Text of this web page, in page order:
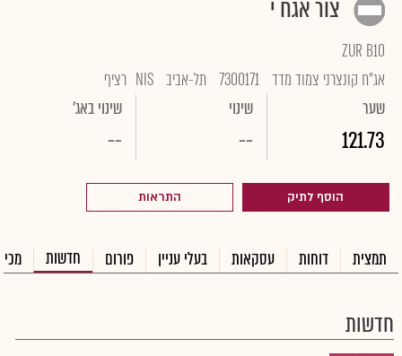
צור אגח י
ZUR B10
אג"ח קונצרני צמוד מדד 7300171 תל-אביב NIS רציף
שער
121.73
שינוי
--
שינוי באג'
--
הוסף לתיק התראות
תמצית דוחות עסקאות בעלי עניין פורום חדשות
חדשות